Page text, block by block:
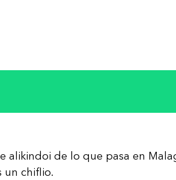
alikindoi de lo que pasa en
un chiflio.